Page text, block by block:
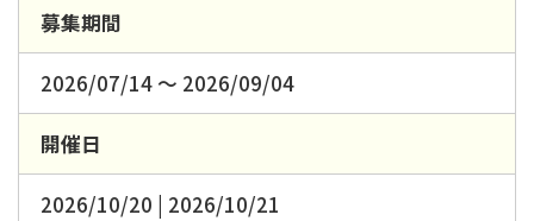
募集期間
2026/07/14 ～ 2026/09/04
開催日
2026/10/20 | 2026/10/21